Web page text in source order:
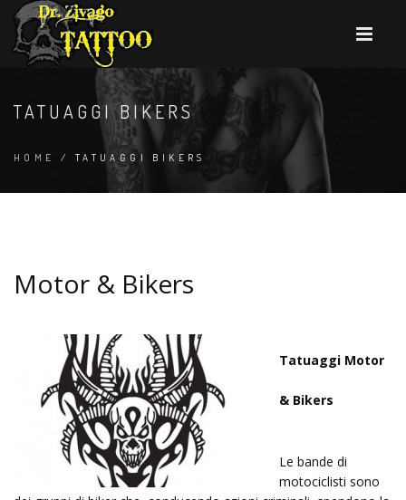
TATUAGGI BIKERS
HOME / TATUAGGI BIKERS
Motor & Bikers
Tatuaggi Motor
& Bikers
Le bande di
motociclisti sono